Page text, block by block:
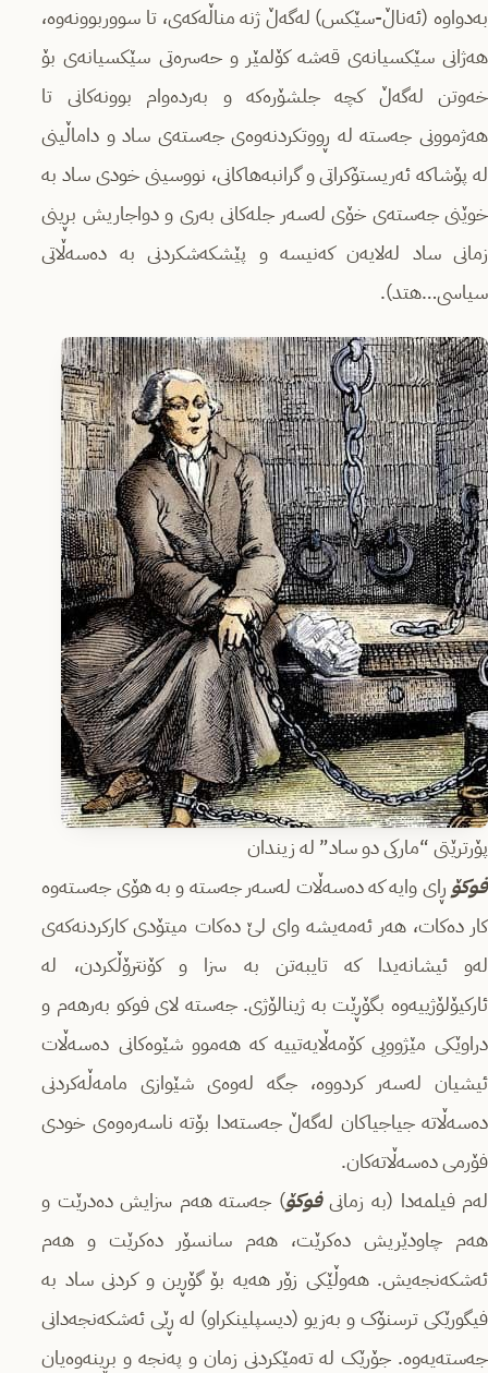
بەدواوە (ئەناڵ-سێکس) لەگەڵ ژنە مناڵەکەی، تا سووربوونەوە،
هەژانی سێکسیانەی قەشە کۆلمێر و حەسرەتی سێکسیانەی بۆ
خەوتن لەگەڵ کچە جلشۆرەکە و بەردەوام بوونەکانی تا
هەژموونی جەستە لە ڕووتکردنەوەی جەستەی ساد و داماڵینی
لە پۆشاکە ئەریستۆکراتی و گرانبەهاکانی، نووسینی خودی ساد بە
خوێنی جەستەی خۆی لەسەر جلەکانی بەری و دواجاریش بڕینی
زمانی ساد لەلایەن کەنیسە و پێشکەشکردنی بە دەسەڵاتی
سیاسی…هتد).
پۆرترێتی “مارکی دو ساد” لە زیندان
فوکۆ ڕای وایە کە دەسەڵات لەسەر جەستە و بە هۆی جەستەوە
کار دەکات، هەر ئەمەیشە وای لێ دەکات میتۆدی کارکردنەکەی
لەو ئیشانەیدا کە تایبەتن بە سزا و کۆنترۆڵکردن، لە
ئارکیۆلۆژییەوە بگۆڕێت بە ژینالۆژی. جەستە لای فوکو بەرهەم و
دراوێکی مێژوویی کۆمەڵایەتییە کە هەموو شێوەکانی دەسەڵات
ئیشیان لەسەر کردووە، جگە لەوەی شێوازی مامەڵەکردنی
دەسەڵاتە جیاجیاکان لەگەڵ جەستەدا بۆتە ناسەرەوەی خودی
فۆرمی دەسەڵاتەکان.
لەم فیلمەدا (بە زمانیفوکۆ) جەستە هەم سزایش دەدرێت و
هەم چاودێریش دەکرێت، هەم سانسۆر دەکرێت و هەم
ئەشکەنجەیش. هەوڵێکی زۆر هەیە بۆ گۆڕین و کردنی ساد بە
فیگورێکی ترسنۆک و بەزیو (دیسپلینکراو) لە ڕێی ئەشکەنجەدانی
جەستەیەوە. جۆرێک لە تەمێکردنی زمان و پەنجە و بڕینەوەیان